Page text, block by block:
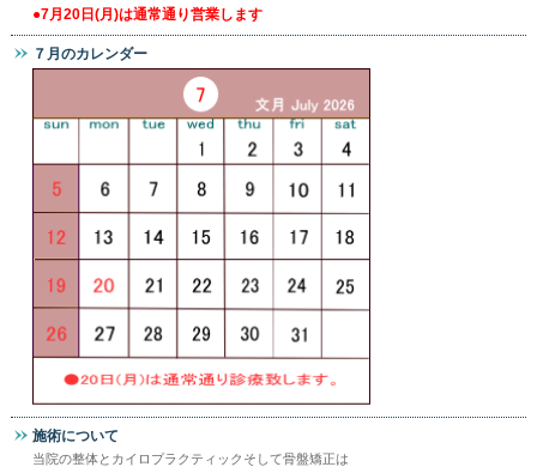
●7月20日(月)は通常通り営業します
７月のカレンダー
施術について
当院の整体とカイロプラクティックそして骨盤矯正は